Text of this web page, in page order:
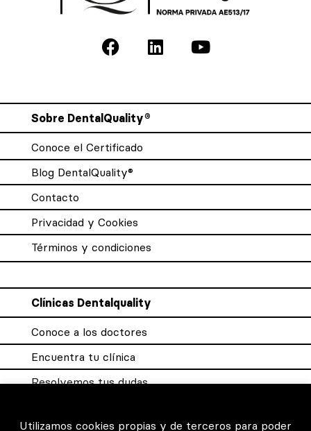
Sobre DentalQuality®
Conoce el Certificado
Blog DentalQuality®
Contacto
Privacidad y Cookies
Términos y condiciones
Clínicas Dentalquality
Conoce a los doctores
Encuentra tu clínica
Resolvemos tus dudas
Utilizamos cookies propias y de terceros para poder